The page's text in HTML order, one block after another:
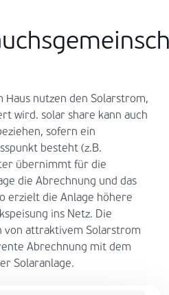
nutzen den Solarstrom,
wird. solar share kann auch
sofern ein
besteht (z.B.
übernimmt für die
die Abrechnung und das
erzielt die Anlage höhere
ins Netz. Die
attraktivem Solarstrom
Abrechnung mit dem
Solaranlage.